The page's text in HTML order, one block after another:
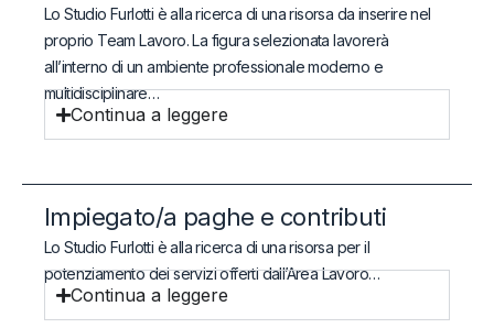
Lo Studio Furlotti è alla ricerca di una risorsa da inserire nel
proprio Team Lavoro. La figura selezionata lavorerà
all’interno di un ambiente professionale moderno e
multidisciplinare…
Continua a leggere
Impiegato/a paghe e contributi
Lo Studio Furlotti è alla ricerca di una risorsa per il
potenziamento dei servizi offerti dall’Area Lavoro…
Continua a leggere